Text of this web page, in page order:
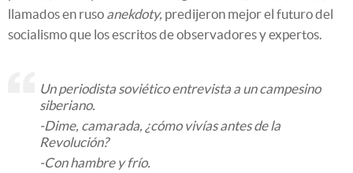
llamados en ruso anekdoty, predijeron mejor el futuro del
socialismo que los escritos de observadores y expertos.
Un periodista soviético entrevista a un campesino
siberiano.
-Dime, camarada, ¿cómo vivías antes de la
Revolución?
-Con hambre y frío.